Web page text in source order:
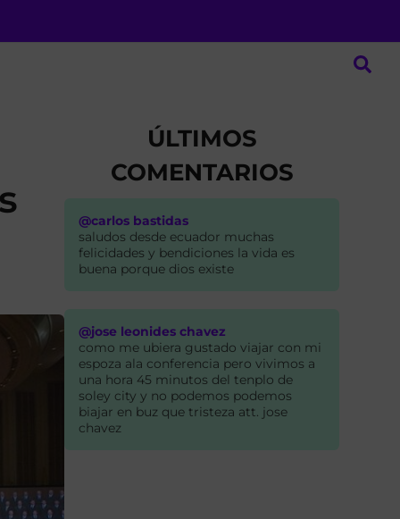
ÚLTIMOS
COMENTARIOS
@carlos bastidas
saludos desde ecuador muchas
felicidades y bendiciones la vida es
buena porque dios existe
@jose leonides chavez
como me ubiera gustado viajar con mi
espoza ala conferencia pero vivimos a
una hora 45 minutos del tenplo de
soley city y no podemos podemos
biajar en buz que tristeza att. jose
chavez